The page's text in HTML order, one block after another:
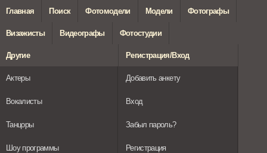
Главная Поиск Фотомодели Модели Фотографы
Визажисты Видеографы Фотостудии
Другие
Актеры
Вокалисты
Танцоры
Шоу программы
Регистрация/Вход
Добавить анкету
Вход
Забыл пароль?
Регистрация